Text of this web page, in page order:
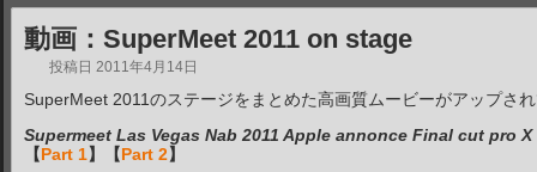
動画：SuperMeet 2011 on stage
投稿日 2011年4月14日
SuperMeet 2011のステージをまとめた高画質ムービーがアップさ
Supermeet Las Vegas Nab 2011 Apple annonce Final cut pro X
【Part 1】【Part 2】